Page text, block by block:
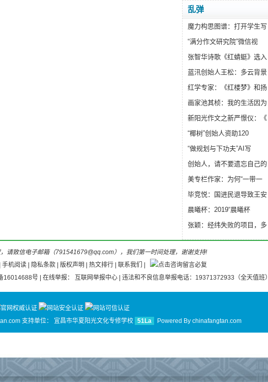
乱弹
魔力构思图谱：打开学生写
“满分作文研究院”微信视
张智华诗歌《红蜻蜓》选入
蓝汛创始人王松：多云背景
红学专家：《红楼梦》和扬
画家池其桢：我的生活因为
新阳光作文之新严憬仪：《
“椰树”创始人资助120
“做规划与下功夫”AI写
创始人，请不要遗忘自己的
美专栏作家：为何“一带一
毕竞悦：国进民退导致王安
晨曦杯：2019“晨曦杯
张颖：经纬失败的项目，多
请致信电子邮箱（791541679@qq.com），我们第一时间处理，谢谢支持!
手机阅读 隐私条款 版权声明 热文排行 联系我们
16014688号 | 在线举报： 互联网举报中心 | 违法和不良信息举报电话：19371372933（全天值班）
支持单位： 宜昌市华夏阳光文化专修学校 51La Powered By chinafangtan.com